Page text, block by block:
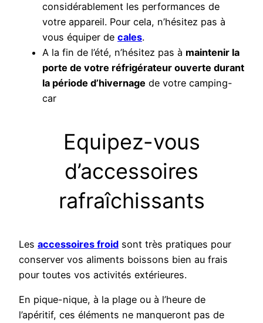
considérablement les performances de
votre appareil. Pour cela, n’hésitez pas à
vous équiper de cales.
A la fin de l’été, n’hésitez pas à maintenir la
porte de votre réfrigérateur ouverte durant
la période d’hivernage de votre camping-
car
Equipez-vous
d’accessoires
rafraîchissants
Les accessoires froid sont très pratiques pour
conserver vos aliments boissons bien au frais
pour toutes vos activités extérieures.
En pique-nique, à la plage ou à l’heure de
l’apéritif, ces éléments ne manqueront pas de